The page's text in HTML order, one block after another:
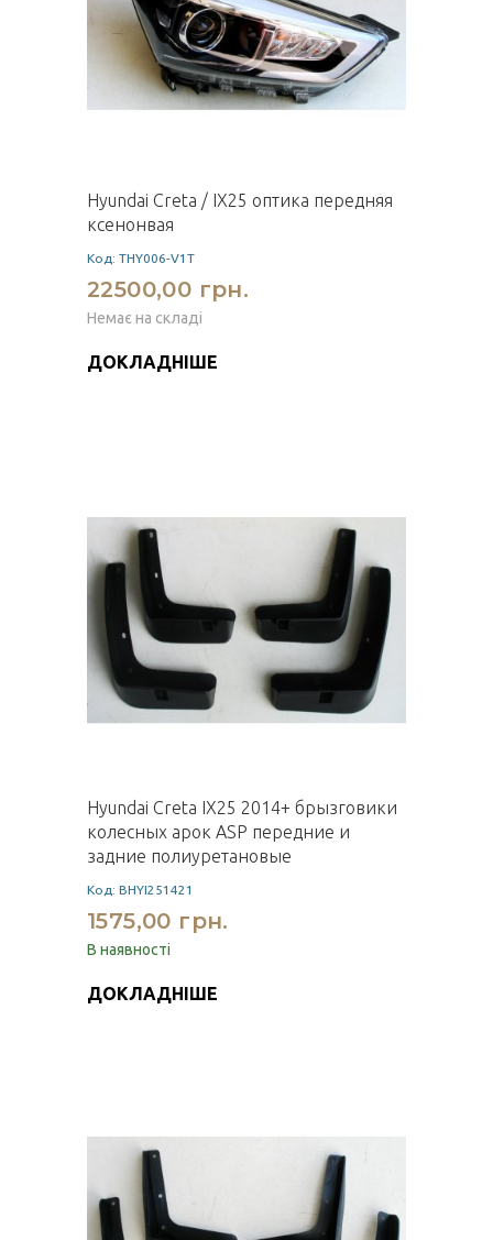
Hyundai Creta / IX25 оптика передняя
ксенонвая
Код: THY006-V1T
22500,00 грн.
Немає на складі
ДОКЛАДНІШЕ
Hyundai Creta IX25 2014+ брызговики
колесных арок ASP передние и
задние полиуретановые
Код: BHYI251421
1575,00 грн.
В наявності
ДОКЛАДНІШЕ